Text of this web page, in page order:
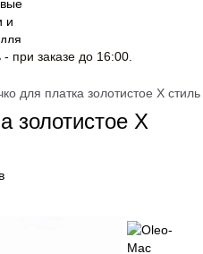
при заказе до 16:00.
для платка золотистое Х стиль
золотистое Х